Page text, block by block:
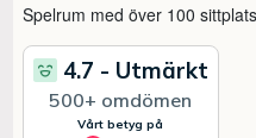
Spelrum med över 100